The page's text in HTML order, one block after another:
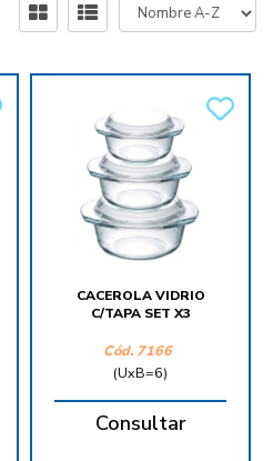
CACEROLA VIDRIO
C/TAPA SET X3
Cód. 7166
(UxB=6)
Consultar